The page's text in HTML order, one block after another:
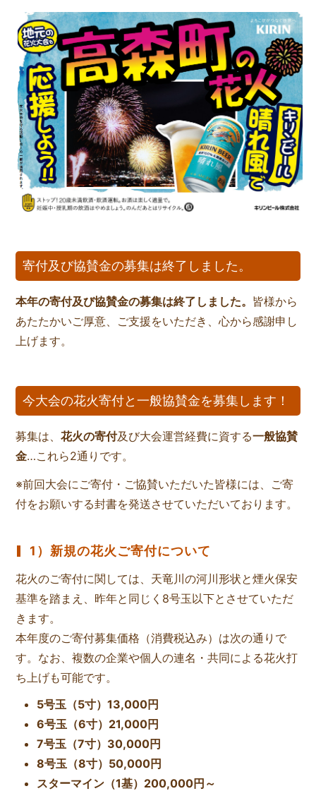
寄付及び協賛金の募集は終了しました。
本年の寄付及び協賛金の募集は終了しました。 皆様から
あたたかいご厚意、ご支援をいただき、心から感謝申し
上げます。
今大会の花火寄付と一般協賛金を募集します！
募集は、花火の寄付及び大会運営経費に資する一般協賛
金…これら2通りです。
※前回大会にご寄付・ご協賛いただいた皆様には、ご寄
付をお願いする封書を発送させていただいております。
1）新規の花火ご寄付について
花火のご寄付に関しては、天竜川の河川形状と煙火保安
基準を踏まえ、昨年と同じく8号玉以下とさせていただ
きます。
本年度のご寄付募集価格（消費税込み）は次の通りで
す。なお、複数の企業や個人の連名・共同による花火打
ち上げも可能です。
5号玉（5寸）13,000円
6号玉（6寸）21,000円
7号玉（7寸）30,000円
8号玉（8寸）50,000円
スターマイン（1基）200,000円～